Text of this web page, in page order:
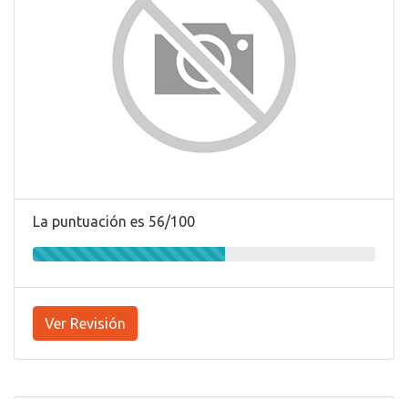
La puntuación es 56/100
Ver Revisión